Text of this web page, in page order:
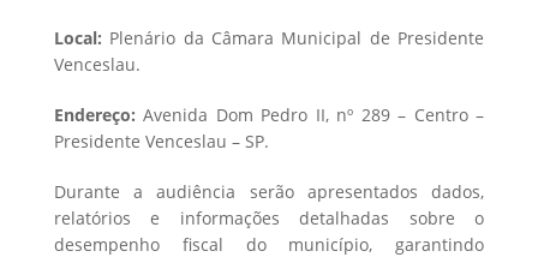
Local: Plenário da Câmara Municipal de Presidente
Venceslau.
Endereço: Avenida Dom Pedro II, nº 289 – Centro –
Presidente Venceslau – SP.
Durante a audiência serão apresentados dados,
relatórios e informações detalhadas sobre o
desempenho fiscal do município, garantindo